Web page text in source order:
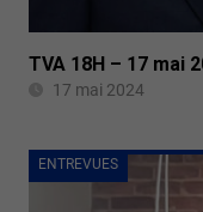
TVA 18H – 17 mai
17 mai 2024
ENTREVUES